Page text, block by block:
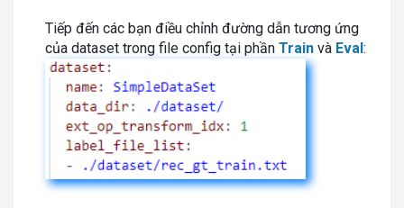
Tiếp đến các bạn điều chỉnh đường dẫn tương ứng
của dataset trong file config tại phần Train và Eval :